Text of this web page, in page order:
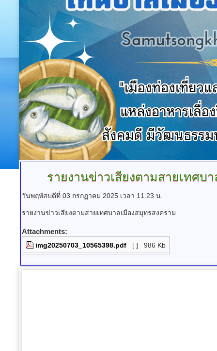
รายงานข่าวเสียงตามสายเทศบ
วันพฤหัสบดีที่ 03 กรกฏาคม 2025 เวลา 11:23 น.
รายงานข่าวเสียงตามสายเทศบาลเมืองสมุทรสงคราม
Attachments:
img20250703_10565398.pdf [ ] 986 Kb